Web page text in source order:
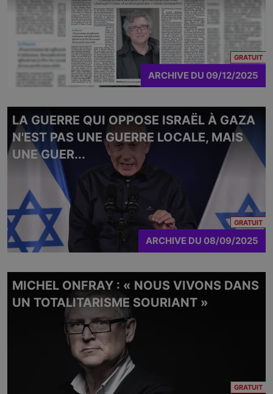
GRATUIT
ARCHIVE DU 09/12/2025
LA GUERRE QUI OPPOSE ISRAËL À GAZA
N'EST PAS UNE GUERRE LOCALE, MAIS
UNE GUER...
GRATUIT
ARCHIVE DU 08/09/2025
MICHEL ONFRAY : « NOUS VIVONS DANS
UN TOTALITARISME SOURIANT »
GRATUIT